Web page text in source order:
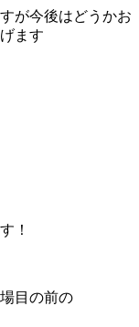
が今後はどうかお
ます
！
目の前の